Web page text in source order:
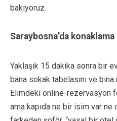
bakıyoruz.
Saraybosna’da konaklama
Yaklaşık 15 dakika sonra bir
bana sokak tabelasını ve bina
Elimdeki online-rezervasyon
ama kapıda ne bir isim var ne